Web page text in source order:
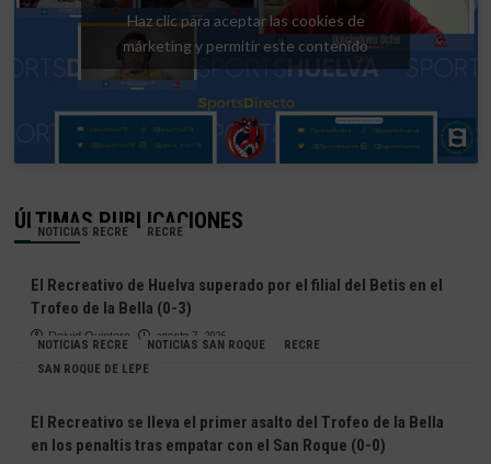
Haz clic para aceptar las cookies de
márketing y permitir este contenido
ÚLTIMAS PUBLICACIONES
NOTICIAS RECRE RECRE
El Recreativo de Huelva superado por el filial del Betis en el
Trofeo de la Bella (0-3)
Deivid Quintero agosto 7, 2026
NOTICIAS RECRE NOTICIAS SAN ROQUE
RECRE
SAN ROQUE DE LEPE
El Recreativo se lleva el primer asalto del Trofeo de la Bella
en los penaltis tras empatar con el San Roque (0-0)